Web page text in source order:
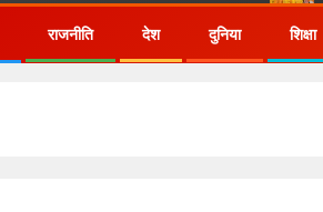
राजनीति देश दुनिया शिक्षा